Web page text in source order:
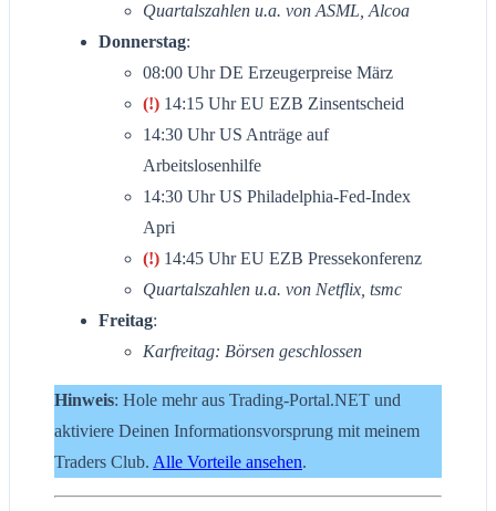
Quartalszahlen u.a. von ASML, Alcoa
Donnerstag:
08:00 Uhr DE Erzeugerpreise März
(!) 14:15 Uhr EU EZB Zinsentscheid
14:30 Uhr US Anträge auf
Arbeitslosenhilfe
14:30 Uhr US Philadelphia-Fed-Index
Apri
(!) 14:45 Uhr EU EZB Pressekonferenz
Quartalszahlen u.a. von Netflix, tsmc
Freitag:
Karfreitag: Börsen geschlossen
Hinweis: Hole mehr aus Trading-Portal.NET und
aktiviere Deinen Informationsvorsprung mit meinem
Traders Club. Alle Vorteile ansehen.